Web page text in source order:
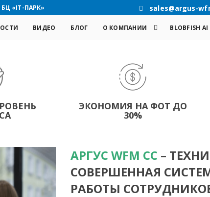
БЦ «IT-ПАРК» sales@argus-
ВИДЕО БЛОГ О КОМПАНИИ BLOBFISH AI
ЭКОНОМИЯ НА ФОТ ДО
30%
АРГУС WFM CC –
СОВЕРШЕННАЯ
РАБОТЫ